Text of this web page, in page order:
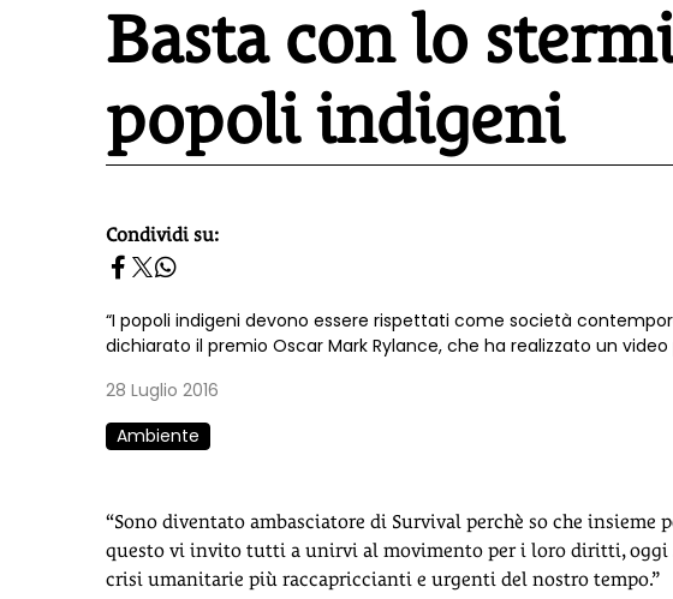
Basta con lo
popoli indigeni
homepage h2
Condividi su:
“I popoli indigeni devono essere rispettati come società
dichiarato il premio Oscar Mark Rylance, che ha realizzato un
28 Luglio 2016
Ambiente
“Sono diventato ambasciatore di Survival perchè so che
questo vi invito tutti a unirvi al movimento per i loro diritti, oggi
crisi umanitarie più raccapriccianti e urgenti del nostro tempo.”